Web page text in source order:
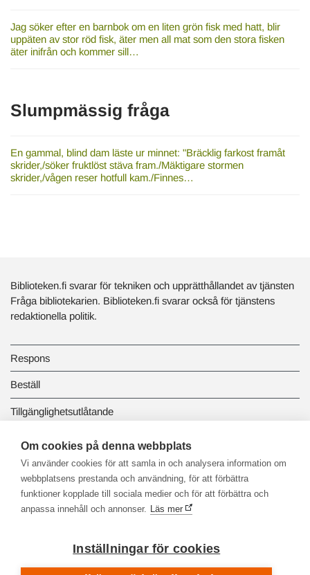
Jag söker efter en barnbok om en liten grön fisk med hatt, blir
uppäten av stor röd fisk, äter men all mat som den stora fisken
äter inifrån och kommer sill…
Slumpmässig fråga
En gammal, blind dam läste ur minnet: "Bräcklig farkost framåt
skrider,/söker fruktlöst stäva fram./Mäktigare stormen
skrider,/vågen reser hotfull kam./Finnes…
Biblioteken.fi svarar för tekniken och upprätthållandet av tjänsten
Fråga bibliotekarien. Biblioteken.fi svarar också för tjänstens
redaktionella politik.
Respons
Beställ
Tillgänglighetsutlåtande
Dataskydd och registerbeskrivningar
Länkbiblioteket
Om cookies på denna webbplats
Vi använder cookies för att samla in och analysera information om
webbplatsens prestanda och användning, för att förbättra
funktioner kopplade till sociala medier och för att förbättra och
anpassa innehåll och annonser. Läs mer
Inställningar för cookies